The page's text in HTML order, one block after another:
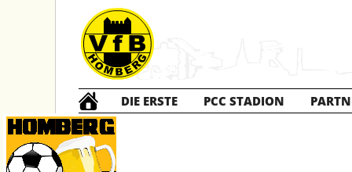
DIE ERSTE PCC STADION